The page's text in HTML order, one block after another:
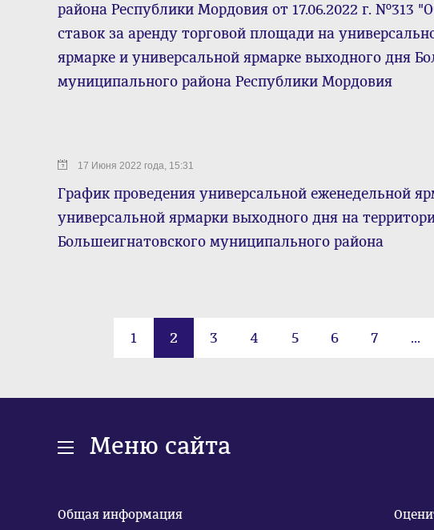
района Республики Мордовия от 17.06.2022 г. №313
ставок за аренду торговой площади на
ярмарке и универсальной ярмарке выходного дня
муниципального района Республики Мордовия
17 Июня 2022 года, 15:31
График проведения универсальной еженедельной
универсальной ярмарки выходного дня на
Большеигнатовского муниципального района
1 2 3 4 5 6 7 ...
Меню сайта
Общая информация